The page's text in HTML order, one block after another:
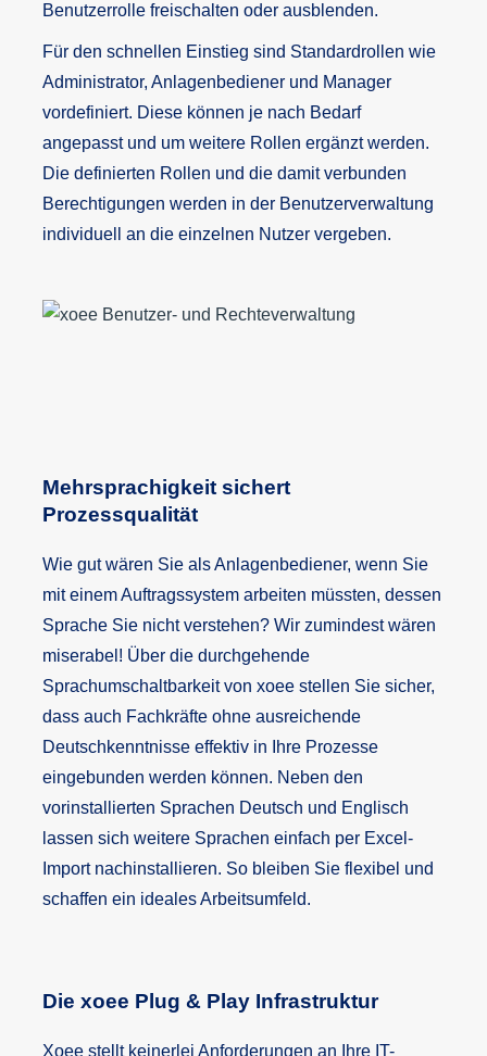
Benutzerrolle freischalten oder ausblenden.
Für den schnellen Einstieg sind Standardrollen wie
Administrator, Anlagenbediener und Manager
vordefiniert. Diese können je nach Bedarf
angepasst und um weitere Rollen ergänzt werden.
Die definierten Rollen und die damit verbunden
Berechtigungen werden in der Benutzerverwaltung
individuell an die einzelnen Nutzer vergeben.
Mehrsprachigkeit sichert
Prozessqualität
Wie gut wären Sie als Anlagenbediener, wenn Sie
mit einem Auftragssystem arbeiten müssten, dessen
Sprache Sie nicht verstehen? Wir zumindest wären
miserabel! Über die durchgehende
Sprachumschaltbarkeit von xoee stellen Sie sicher,
dass auch Fachkräfte ohne ausreichende
Deutschkenntnisse effektiv in Ihre Prozesse
eingebunden werden können. Neben den
vorinstallierten Sprachen Deutsch und Englisch
lassen sich weitere Sprachen einfach per Excel-
Import nachinstallieren. So bleiben Sie flexibel und
schaffen ein ideales Arbeitsumfeld.
Die xoee Plug & Play Infrastruktur
Xoee stellt keinerlei Anforderungen an Ihre IT-